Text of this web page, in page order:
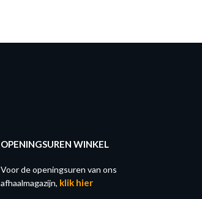
OPENINGSUREN WINKEL
Voor de openingsuren van ons
afhaalmagazijn, klik hier